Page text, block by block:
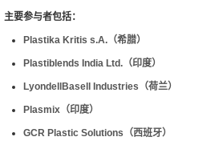
主要参与者包括：
Plastika Kritis s.A.（希腊）
Plastiblends India Ltd.（印度）
LyondellBasell Industries（荷兰）
Plasmix（印度）
GCR Plastic Solutions（西班牙）